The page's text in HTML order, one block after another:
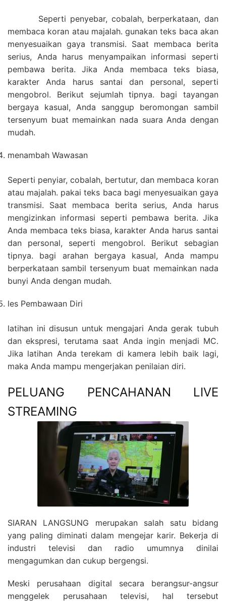
Seperti penyebar, cobalah, berperkataan, dan
membaca koran atau majalah. gunakan teks baca akan
menyesuaikan gaya transmisi. Saat membaca berita
serius, Anda harus menyampaikan informasi seperti
pembawa berita. Jika Anda membaca teks biasa,
karakter Anda harus santai dan personal, seperti
mengobrol. Berikut sejumlah tipnya. bagi tayangan
bergaya kasual, Anda sanggup beromongan sambil
tersenyum buat memainkan nada suara Anda dengan
mudah.
menambah Wawasan
Seperti penyiar, cobalah, bertutur, dan membaca koran
atau majalah. pakai teks baca bagi menyesuaikan gaya
transmisi. Saat membaca berita serius, Anda harus
mengizinkan informasi seperti pembawa berita. Jika
Anda membaca teks biasa, karakter Anda harus santai
dan personal, seperti mengobrol. Berikut sebagian
tipnya. bagi arahan bergaya kasual, Anda mampu
berperkataan sambil tersenyum buat memainkan nada
bunyi Anda dengan mudah.
les Pembawaan Diri
latihan ini disusun untuk mengajari Anda gerak tubuh
dan ekspresi, terutama saat Anda ingin menjadi MC.
Jika latihan Anda terekam di kamera lebih baik lagi,
maka Anda mampu mengerjakan penilaian diri.
PELUANG PENCAHANAN LIVE
STREAMING
SIARAN LANGSUNG merupakan salah satu bidang
yang paling diminati dalam mengejar karir. Bekerja di
industri televisi dan radio umumnya dinilai
mengagumkan dan cukup bergengsi.
Meski perusahaan digital secara berangsur-angsur
menggelek perusahaan televisi, hal tersebut